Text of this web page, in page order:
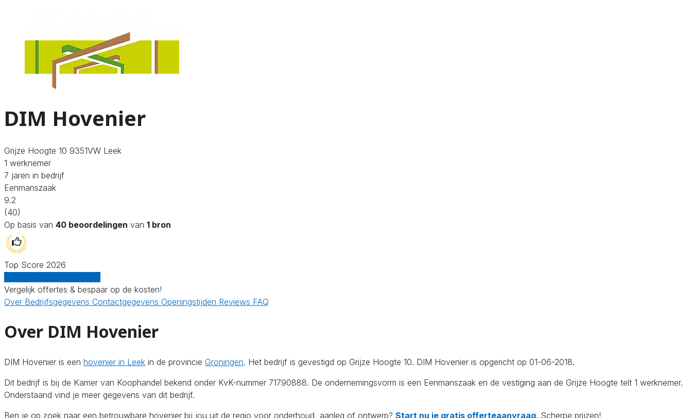
DIM Hovenier
Grijze Hoogte 10 9351VW Leek
1 werknemer
7 jaren in bedrijf
Eenmanszaak
9.2
(40)
Op basis van 40 beoordelingen van 1 bron
Top Score 2026
Vergelijk offertes & bespaar op de kosten!
Over Bedrijfsgegevens Contactgegevens Openingstijden Reviews FAQ
Over DIM Hovenier
DIM Hovenier is een hovenier in Leek in de provincie Groningen. Het bedrijf is gevestigd op Grijze Hoogte 10. DIM Hovenier is opgericht op 01-06-2018.
Dit bedrijf is bij de Kamer van Koophandel bekend onder KvK-nummer 71790888. De ondernemingsvorm is een Eenmanszaak en de vestiging aan de Grijze Hoogte telt 1 werknemer.
Onderstaand vind je meer gegevens van dit bedrijf.
Ben je op zoek naar een betrouwbare hovenier bij jou uit de regio voor onderhoud, aanleg of ontwerp? Start nu je gratis offerteaanvraag. Scherpe prijzen!